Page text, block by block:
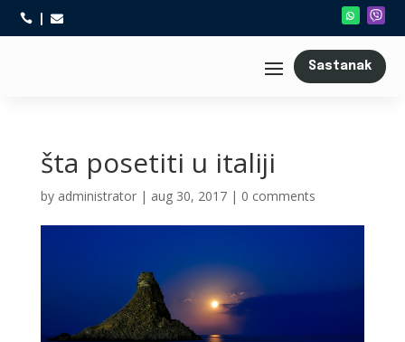
 
Sastanak
šta posetiti u italiji
by administrator| aug 30, 2017| 0 comments